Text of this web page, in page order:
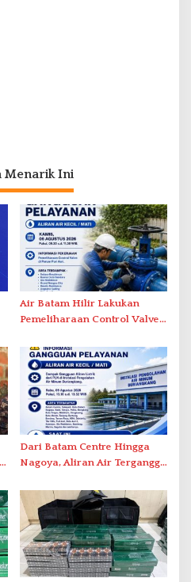
Menarik Ini
Air Batam Hilir Lakukan
Pemeliharaan Control Valve,
Dari Batam Centre Hingga
Nagoya, Aliran Air Terganggu
Duriangkang